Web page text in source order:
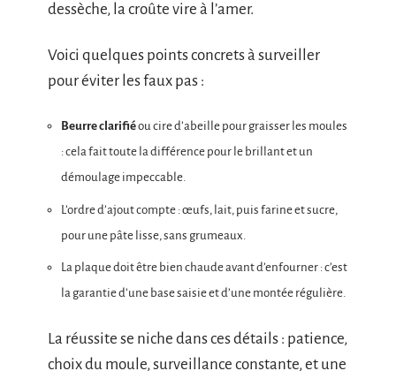
dessèche, la croûte vire à l’amer.
Voici quelques points concrets à surveiller
pour éviter les faux pas :
Beurre clarifiéou cire d’abeille pour graisser les moules
: cela fait toute la différence pour le brillant et un
démoulage impeccable.
L’ordre d’ajout compte : œufs, lait, puis farine et sucre,
pour une pâte lisse, sans grumeaux.
La plaque doit être bien chaude avant d’enfourner : c’est
la garantie d’une base saisie et d’une montée régulière.
La réussite se niche dans ces détails : patience,
choix du moule, surveillance constante, et une